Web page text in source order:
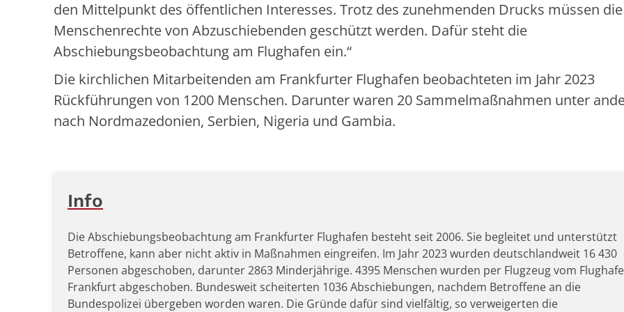
den Mittelpunkt des öffentlichen Interesses. Trotz des zunehmenden Drucks müssen die
Menschenrechte von Abzuschiebenden geschützt werden. Dafür steht die
Abschiebungsbeobachtung am Flughafen ein.“
Die kirchlichen Mitarbeitenden am Frankfurter Flughafen beobachteten im Jahr 2023
Rückführungen von 1200 Menschen. Darunter waren 20 Sammelmaßnahmen unter
nach Nordmazedonien, Serbien, Nigeria und Gambia.
Info
Die Abschiebungsbeobachtung am Frankfurter Flughafen besteht seit 2006. Sie begleitet und unterstützt
Betroffene, kann aber nicht aktiv in Maßnahmen eingreifen. Im Jahr 2023 wurden deutschlandweit 16 430
Personen abgeschoben, darunter 2863 Minderjährige. 4395 Menschen wurden per Flugzeug vom
Frankfurt abgeschoben. Bundesweit scheiterten 1036 Abschiebungen, nachdem Betroffene an die
Bundespolizei übergeben worden waren. Die Gründe dafür sind vielfältig, so verweigerten die